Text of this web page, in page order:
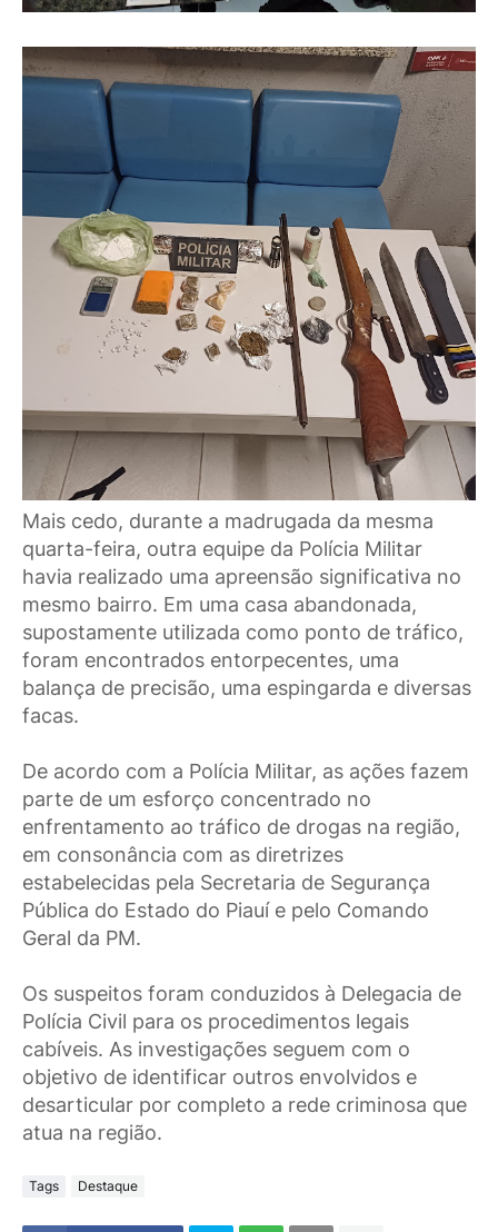
Mais cedo, durante a madrugada da mesma
quarta-feira, outra equipe da Polícia Militar
havia realizado uma apreensão significativa no
mesmo bairro. Em uma casa abandonada,
supostamente utilizada como ponto de tráfico,
foram encontrados entorpecentes, uma
balança de precisão, uma espingarda e diversas
facas.
De acordo com a Polícia Militar, as ações fazem
parte de um esforço concentrado no
enfrentamento ao tráfico de drogas na região,
em consonância com as diretrizes
estabelecidas pela Secretaria de Segurança
Pública do Estado do Piauí e pelo Comando
Geral da PM.
Os suspeitos foram conduzidos à Delegacia de
Polícia Civil para os procedimentos legais
cabíveis. As investigações seguem com o
objetivo de identificar outros envolvidos e
desarticular por completo a rede criminosa que
atua na região.
Tags Destaque